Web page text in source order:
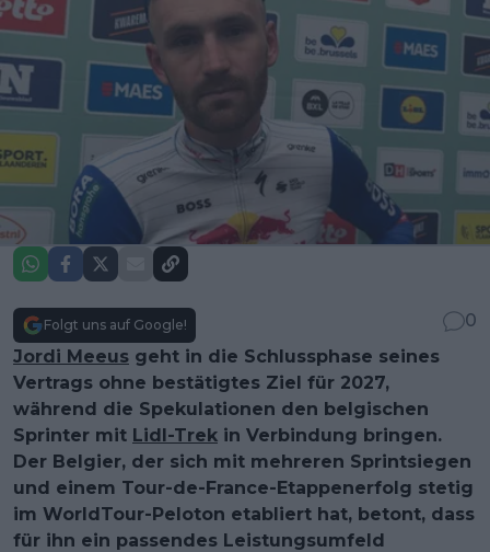
Folgt uns auf Google!
0
Jordi Meeus geht in die Schlussphase seines
Vertrags ohne bestätigtes Ziel für 2027,
während die Spekulationen den belgischen
Sprinter mit Lidl-Trek in Verbindung bringen.
Der Belgier, der sich mit mehreren Sprint­siegen
und einem Tour-de-France-Etappenerfolg stetig
im WorldTour-Peloton etabliert hat, betont, dass
für ihn ein passendes Leistungsumfeld